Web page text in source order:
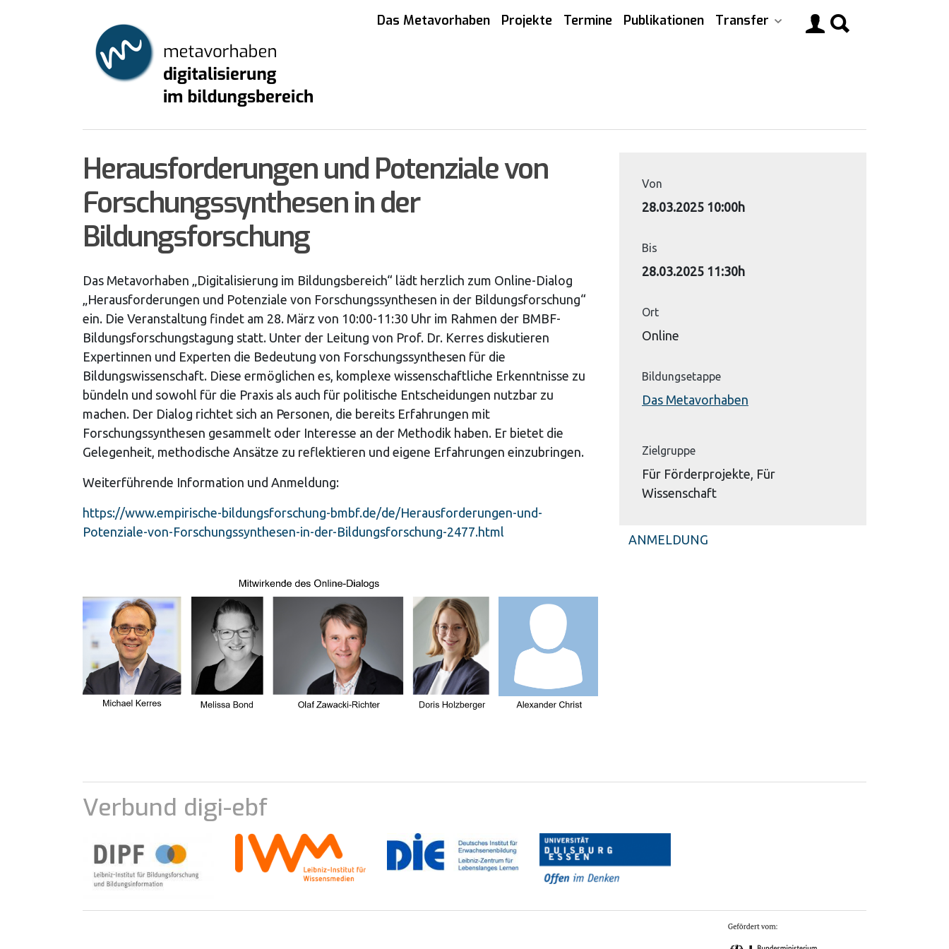
Das Metavorhaben Projekte Termine Publikationen Transfer
Herausforderungen und Potenziale von
Forschungssynthesen in der
Bildungsforschung
Das Metavorhaben „Digitalisierung im Bildungsbereich“ lädt herzlich zum Online-Dialog
„Herausforderungen und Potenziale von Forschungssynthesen in der Bildungsforschung“
ein. Die Veranstaltung findet am 28. März von 10:00-11:30 Uhr im Rahmen der BMBF-
Bildungsforschungstagung statt. Unter der Leitung von Prof. Dr. Kerres diskutieren
Expertinnen und Experten die Bedeutung von Forschungssynthesen für die
Bildungswissenschaft. Diese ermöglichen es, komplexe wissenschaftliche Erkenntnisse zu
bündeln und sowohl für die Praxis als auch für politische Entscheidungen nutzbar zu
machen. Der Dialog richtet sich an Personen, die bereits Erfahrungen mit
Forschungssynthesen gesammelt oder Interesse an der Methodik haben. Er bietet die
Gelegenheit, methodische Ansätze zu reflektieren und eigene Erfahrungen einzubringen.
Weiterführende Information und Anmeldung:
https://www.empirische-bildungsforschung-bmbf.de/de/Herausforderungen-und-
Potenziale-von-Forschungssynthesen-in-der-Bildungsforschung-2477.html
Von
28.03.2025 10:00h
Bis
28.03.2025 11:30h
Ort
Online
Bildungsetappe
Das Metavorhaben
Zielgruppe
Für Förderprojekte, Für
Wissenschaft
ANMELDUNG
Verbund digi-ebf